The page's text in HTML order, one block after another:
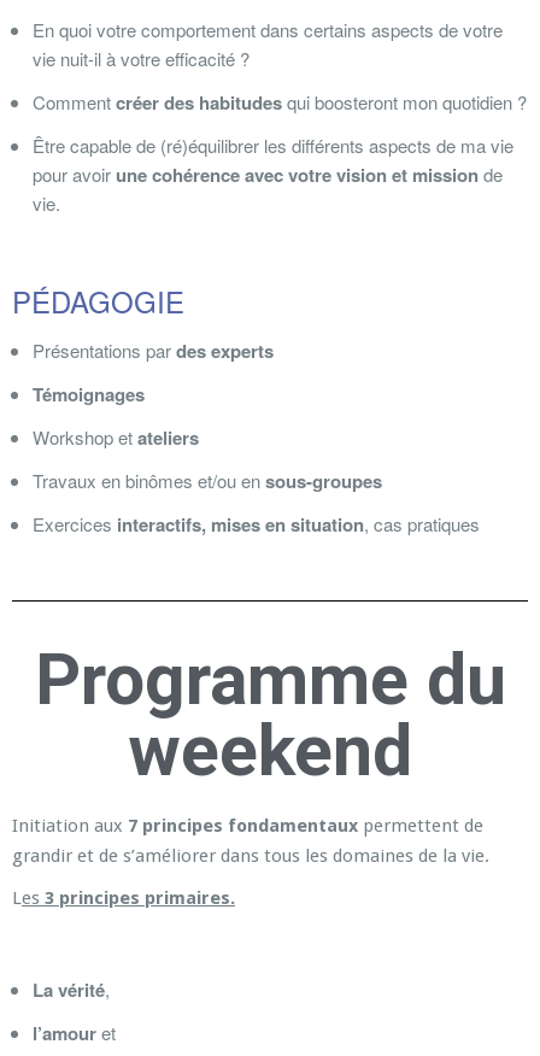
En quoi votre comportement dans certains aspects de votre
vie nuit-il à votre efficacité ?
Commentcréer des habitudesqui boosteront mon quotidien ?
Être capable de (ré)équilibrer les différents aspects de ma vie
pour avoir une cohérence avec votre vision et missionde
vie.
PÉDAGOGIE
Présentations pardes experts
Témoignages
Workshop etateliers
Travaux en binômes et/ou ensous-groupes
Exercices interactifs, mises en situation, cas pratiques
Programme du
weekend
Initiation aux 7 principes fondamentaux permettent de
grandir et de s’améliorer dans tous les domaines de la vie.
Les 3 principes primaires.
La vérité,
l’amouret